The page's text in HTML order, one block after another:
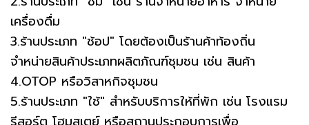
เครื่องดื่ม
3.ร้านประเภท "ช้อป" โดยต้องเป็นร้านค้าท้องถิ่น
จำหน่ายสินค้าประเภทผลิตภัณฑ์ชุมชน เช่น สินค้า
4.OTOP หรือวิสาหกิจชุมชน
5.ร้านประเภท "ใช้" สำหรับบริการให้ที่พัก เช่น โรงแรม